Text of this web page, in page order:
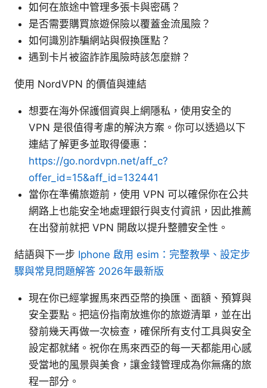
如何在旅途中管理多張卡與密碼？
是否需要購買旅遊保險以覆蓋金流風險？
如何識別詐騙網站與假換匯點？
遇到卡片被盜詐詐風險時該怎麼辦？
使用 NordVPN 的價值與連結
想要在海外保護個資與上網隱私，使用安全的
VPN 是很值得考慮的解決方案。你可以透過以下
連結了解更多並取得優惠：
https://go.nordvpn.net/aff_c?
offer_id=15&aff_id=132441
當你在準備旅遊前，使用 VPN 可以確保你在公共
網路上也能安全地處理銀行與支付資訊，因此推薦
在出發前就把 VPN 開啟以提升整體安全性。
結語與下一步 Iphone 啟用 esim：完整教學、設定步
驟與常見問題解答 2026年最新版
現在你已經掌握馬來西亞幣的換匯、面額、預算與
安全要點。把這份指南放進你的旅遊清單，並在出
發前幾天再做一次檢查，確保所有支付工具與安全
設定都就緒。祝你在馬來西亞的每一天都能用心感
受當地的風景與美食，讓金錢管理成為你無痛的旅
程一部分。